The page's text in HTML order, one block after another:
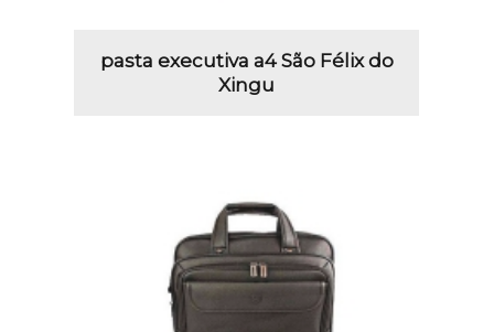
pasta executiva a4 São Félix do
Xingu